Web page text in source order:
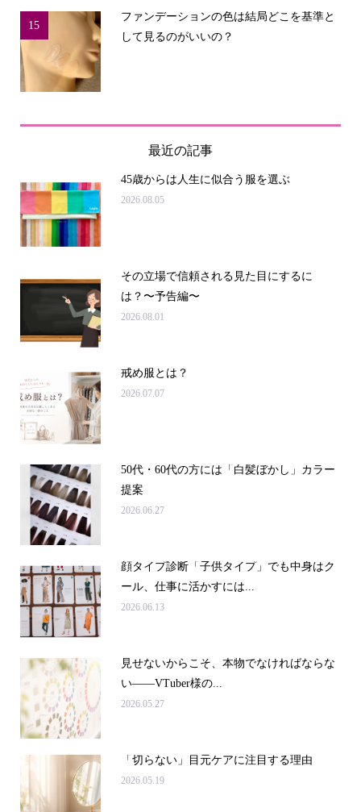
15
ファンデーションの色は結局どこを基準と
して見るのがいいの？
最近の記事
45歳からは人生に似合う服を選ぶ
2026.08.05
その立場で信頼される見た目にするに
は？〜予告編〜
2026.08.01
戒め服とは？
2026.07.07
50代・60代の方には「白髪ぼかし」カラー
提案
2026.06.27
顔タイプ診断「子供タイプ」でも中身はク
ール、仕事に活かすには...
2026.06.13
見せないからこそ、本物でなければならな
い――VTuber様の...
2026.05.27
「切らない」目元ケアに注目する理由
2026.05.19